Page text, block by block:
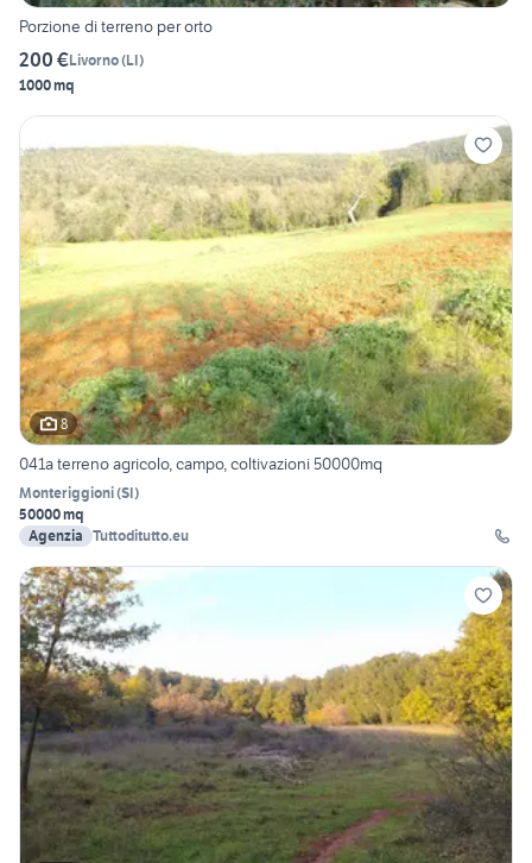
Porzione di terreno per orto
200 €Livorno(LI)
1000 mq
8
041a terreno agricolo, campo, coltivazioni 50000mq
Monteriggioni(SI)
50000 mq
Agenzia Tuttoditutto.eu